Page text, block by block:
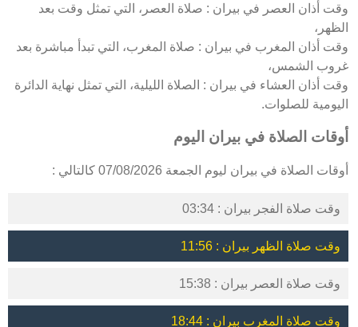
وقت أذان العصر في بيران : صلاة العصر، التي تمثل وقت بعد
الظهر،
وقت أذان المغرب في بيران : صلاة المغرب، التي تبدأ مباشرة بعد
غروب الشمس،
وقت أذان العشاء في بيران : الصلاة الليلية، التي تمثل نهاية الدائرة
اليومية للصلوات.
أوقات الصلاة في بيران اليوم
أوقات الصلاة في بيران ليوم الجمعة 07/08/2026 كالتالي :
وقت صلاة الفجر بيران : 03:34
وقت صلاة الظهر بيران : 11:56
وقت صلاة العصر بيران : 15:38
وقت صلاة المغرب بيران : 18:44